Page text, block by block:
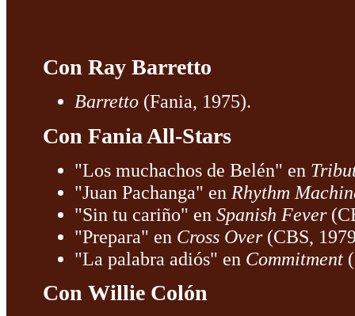
Con Ray Barretto
Barretto (Fania, 1975).
Con Fania All-Stars
"Los muchachos de Belén" en
"Juan Pachanga" en Rhythm
"Sin tu cariño" en Spanish Fever
"Prepara" en Cross Over(CBS,
"La palabra adiós" en Commitment
Con Willie Colón